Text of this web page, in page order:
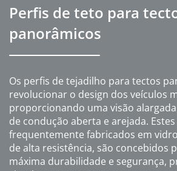
Perfis de teto para
panorâmicos
Os perfis de tejadilho para tectos
revolucionar o design dos veículos
proporcionando uma visão
de condução aberta e arejada.
frequentemente fabricados em
de alta resistência, são concebidos
máxima durabilidade e segurança,